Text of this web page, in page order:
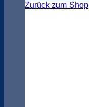
Zurück zum Shop